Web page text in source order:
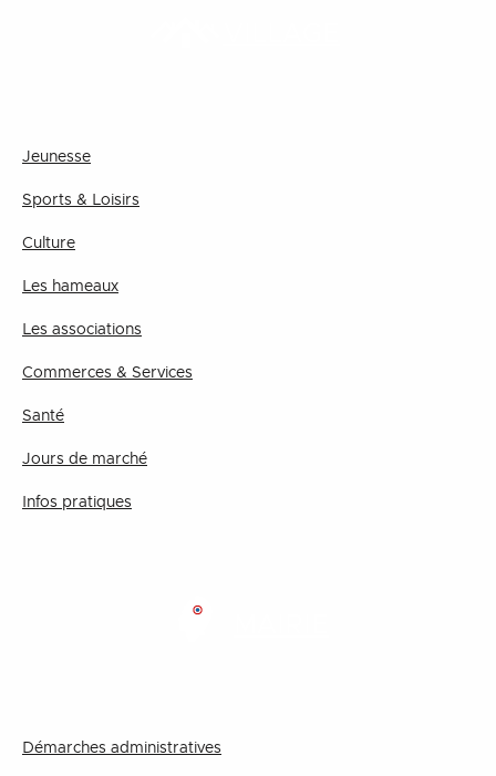
Jeunesse
Sports & Loisirs
Culture
Les hameaux
Les associations
Commerces & Services
Santé
Jours de marché
Infos pratiques
Démarches administratives